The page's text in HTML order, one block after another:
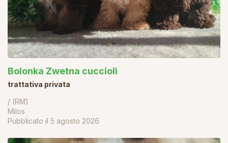
Bolonka Zwetna cuccioli
trattativa privata
/ (RM)
Milos
Pubblicato il 5 agosto 2026